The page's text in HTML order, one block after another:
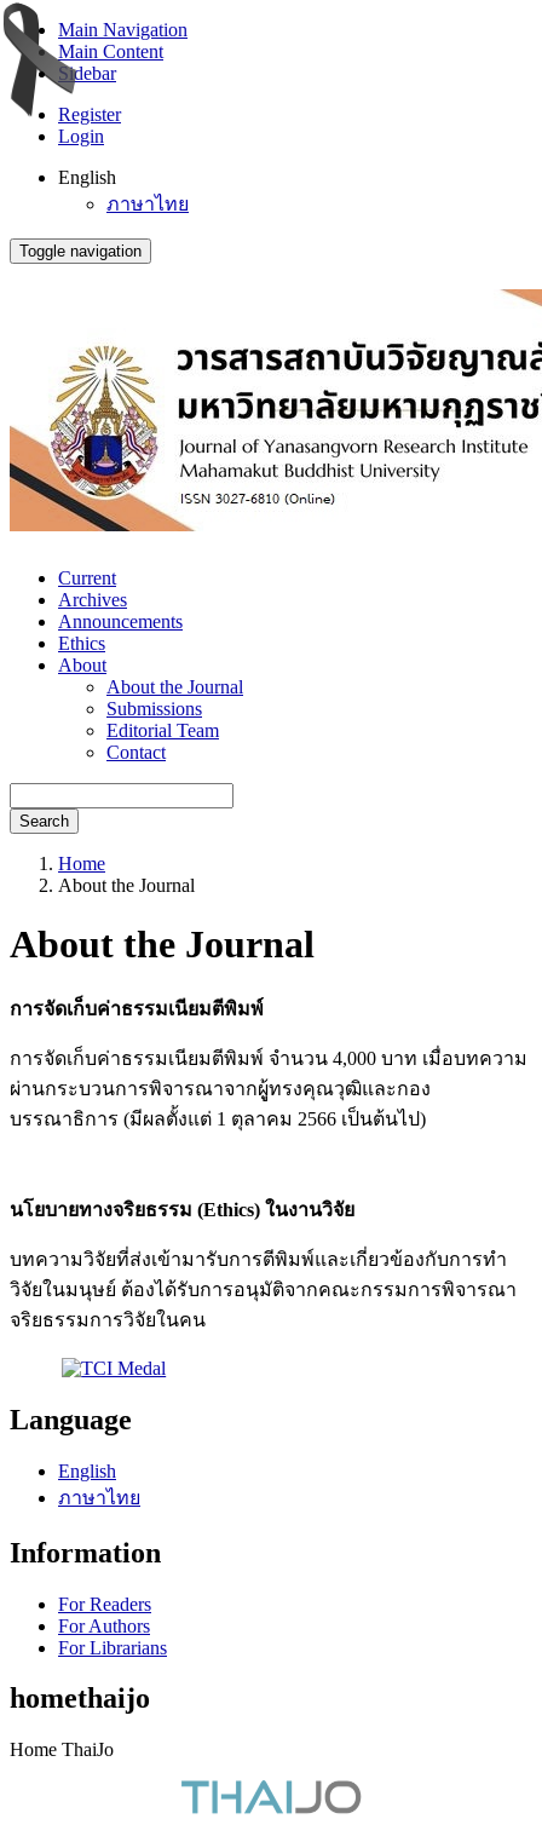
Main Navigation
Main Content
Sidebar
Register
Login
English
ภาษาไทย
Toggle navigation
Current
Archives
Announcements
Ethics
About
About the Journal
Submissions
Editorial Team
Contact
Search
Home
About the Journal
About the Journal
การจัดเก็บค่าธรรมเนียมตีพิมพ์
การจัดเก็บค่าธรรมเนียมตีพิมพ์ จำนวน 4,000 บาท เมื่อบทความ
ผ่านกระบวนการพิจารณาจากผูู้ทรงคุณวุฒิและกอง
บรรณาธิการ (มีผลตั้งแต่ 1 ตุลาคม 2566 เป็นต้นไป)
นโยบายทางจริยธรรม (Ethics) ในงานวิจัย
บทความวิจัยที่ส่งเข้ามารับการตีพิมพ์และเกี่ยวข้องกับการทำ
วิจัยในมนุษย์ ต้องได้รับการอนุมัติจากคณะกรรมการพิจารณา
จริยธรรมการวิจัยในคน
Language
English
ภาษาไทย
Information
For Readers
For Authors
For Librarians
homethaijo
Home ThaiJo